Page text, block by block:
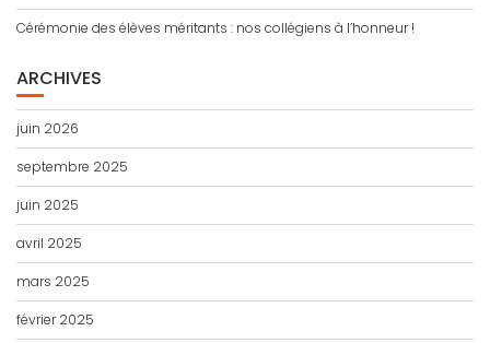
Cérémonie des élèves méritants : nos collégiens à l’honneur !
ARCHIVES
juin 2026
septembre 2025
juin 2025
avril 2025
mars 2025
février 2025